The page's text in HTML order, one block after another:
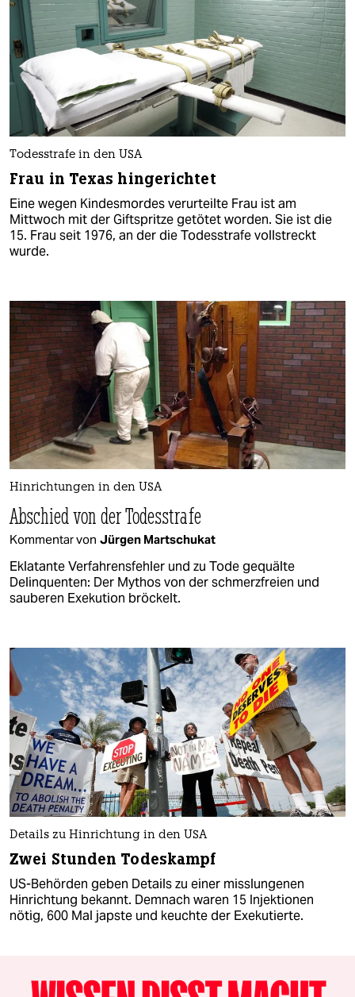
Todesstrafe in den USA
Frau in Texas hingerichtet
Eine wegen Kindesmordes verurteilte Frau ist am
Mittwoch mit der Giftspritze getötet worden. Sie ist die
15. Frau seit 1976, an der die Todesstrafe vollstreckt
wurde.
Hinrichtungen in den USA
Abschied von der Todesstrafe
Kommentar von Jürgen Martschukat
Eklatante Verfahrensfehler und zu Tode gequälte
Delinquenten: Der Mythos von der schmerzfreien und
sauberen Exekution bröckelt.
Details zu Hinrichtung in den USA
Zwei Stunden Todeskampf
US-Behörden geben Details zu einer misslungenen
Hinrichtung bekannt. Demnach waren 15 Injektionen
nötig, 600 Mal japste und keuchte der Exekutierte.